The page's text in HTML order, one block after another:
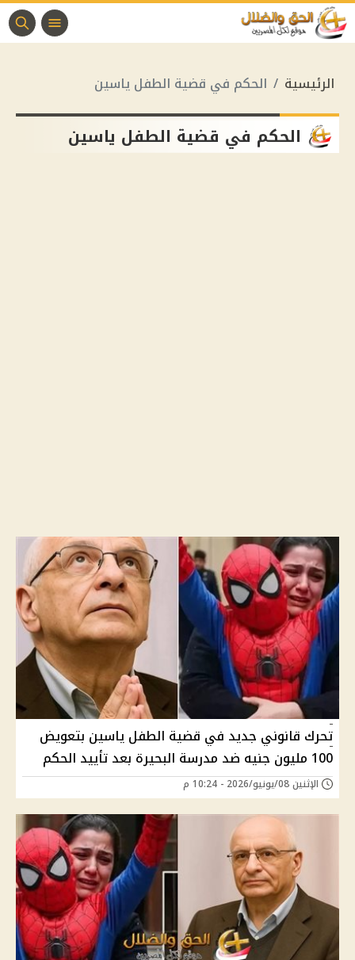
الرئيسية الحكم في قضية الطفل ياسين
الحكم في قضية الطفل ياسين
تحرك قانوني جديد في قضية الطفل ياسين بتعويض
100 مليون جنيه ضد مدرسة البحيرة بعد تأييد الحكم
الإثنين 08/يونيو/2026 - 10:24 م